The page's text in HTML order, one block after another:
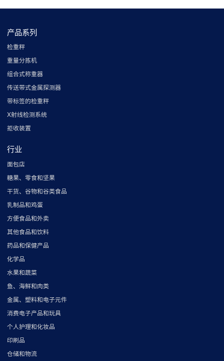
产品系列
检重秤
重量分拣机
组合式称重器
传送带式金属探测器
带标签的检重秤
X射线检测系统
拒收装置
行业
面包店
糖果、零食和坚果
干货、谷物和谷类食品
乳制品和鸡蛋
方便食品和外卖
其他食品和饮料
药品和保健产品
化学品
水果和蔬菜
鱼、海鲜和肉类
金属、塑料和电子元件
消费电子产品和玩具
个人护理和化妆品
印刷品
仓储和物流